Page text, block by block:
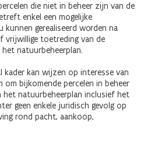
die niet in beheer zijn van de
enkel een mogelijke
gerealiseerd worden na
vrijwillige toetreding van de
natuurbeheerplan.
kader kan wijzen op interesse van
om bijkomende percelen in beheer
het natuurbeheerplan inclusief het
geen enkele juridisch gevolg op
rond pacht, aankoop,